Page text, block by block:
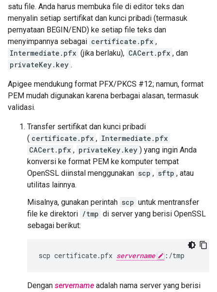
satu file. Anda harus membuka file di editor teks dan
menyalin setiap sertifikat dan kunci pribadi (termasuk
pernyataan BEGIN/END) ke setiap file teks dan
menyimpannya sebagai certificate.pfx ,
Intermediate.pfx (jika berlaku), CACert.pfx , dan
privateKey.key .
Apigee mendukung format PFX/PKCS #12; namun, format
PEM mudah digunakan karena berbagai alasan, termasuk
validasi.
Transfer sertifikat dan kunci pribadi
( certificate.pfx , Intermediate.pfx
CACert.pfx , privateKey.key ) yang ingin Anda
konversi ke format PEM ke komputer tempat
OpenSSL diinstal menggunakan scp , sftp , atau
utilitas lainnya.
Misalnya, gunakan perintah scp untuk mentransfer
file ke direktori /tmp di server yang berisi OpenSSL
sebagai berikut:
scp certificate.pfx servername :/tmp
Dengan servername adalah nama server yang berisi